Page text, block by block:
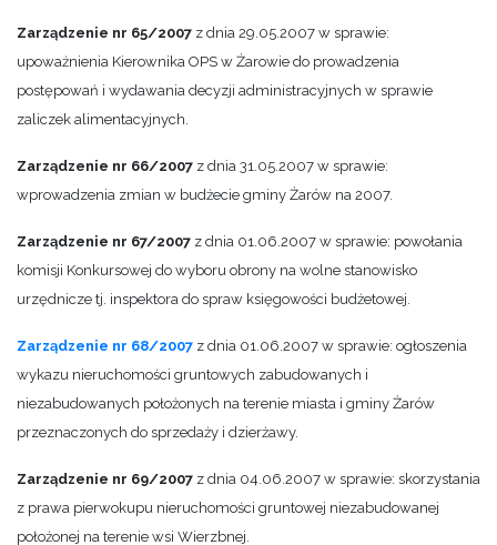
Zarządzenie nr 65/2007 z dnia 29.05.2007 w sprawie:
upoważnienia Kierownika OPS w Żarowie do prowadzenia
postępowań i wydawania decyzji administracyjnych w sprawie
zaliczek alimentacyjnych.
Zarządzenie nr 66/2007 z dnia 31.05.2007 w sprawie:
wprowadzenia zmian w budżecie gminy Żarów na 2007.
Zarządzenie nr 67/2007 z dnia 01.06.2007 w sprawie: powołania
komisji Konkursowej do wyboru obrony na wolne stanowisko
urzędnicze tj. inspektora do spraw księgowości budżetowej.
Zarządzenie nr 68/2007 z dnia 01.06.2007 w sprawie: ogłoszenia
wykazu nieruchomości gruntowych zabudowanych i
niezabudowanych położonych na terenie miasta i gminy Żarów
przeznaczonych do sprzedaży i dzierżawy.
Zarządzenie nr 69/2007 z dnia 04.06.2007 w sprawie: skorzystania
z prawa pierwokupu nieruchomości gruntowej niezabudowanej
położonej na terenie wsi Wierzbnej.